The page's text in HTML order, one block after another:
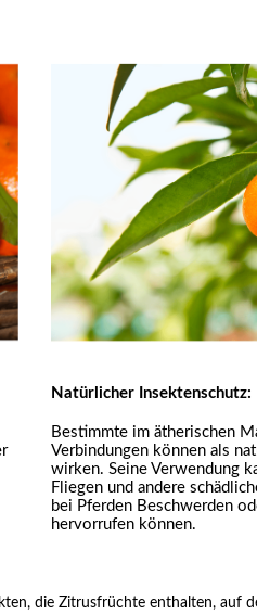
Natürlicher Insektenschutz:
Bestimmte im ätherischen
Verbindungen können als
wirken. Seine Verwendung
Fliegen und andere
bei Pferden Beschwerden
hervorrufen können.
die Zitrusfrüchte enthalten,